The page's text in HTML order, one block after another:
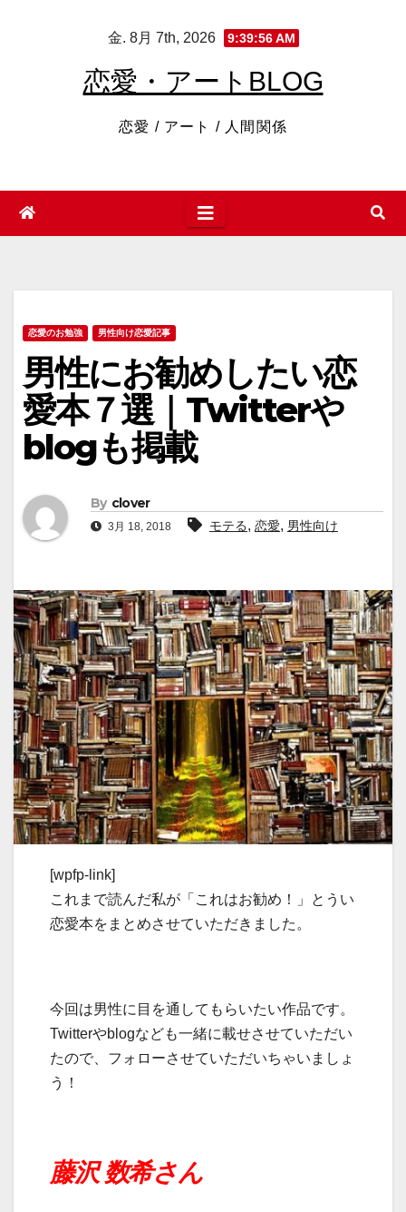
金. 8月 7th, 2026 9:39:58 AM
恋愛・アートBLOG
恋愛 / アート / 人間関係
恋愛のお勉強 男性向け恋愛記事
男性にお勧めしたい恋
愛本７選｜Twitterや
blogも掲載
By clover
3月 18, 2018 モテる, 恋愛, 男性向け
[wpfp-link]
これまで読んだ私が「これはお勧め！」とうい
恋愛本をまとめさせていただきました。
今回は男性に目を通してもらいたい作品です。
Twitterやblogなども一緒に載せさせていただい
たので、フォローさせていただいちゃいましょ
う！
藤沢 数希さん